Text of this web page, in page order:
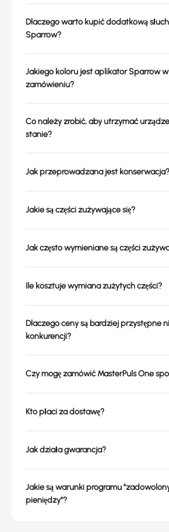
Dlaczego warto kupić dodatkową
Sparrow?
Jakiego koloru jest aplikator Sparrow
zamówieniu?
Co należy zrobić, aby utrzymać
stanie?
Jak przeprowadzana jest konserwacja?
Jakie są części zużywające się?
Jak często wymieniane są części
Ile kosztuje wymiana zużytych części?
Dlaczego ceny są bardziej przystępne
konkurencji?
Czy mogę zamówić MasterPuls One
Kto płaci za dostawę?
Jak działa gwarancja?
Jakie są warunki programu
pieniędzy"?